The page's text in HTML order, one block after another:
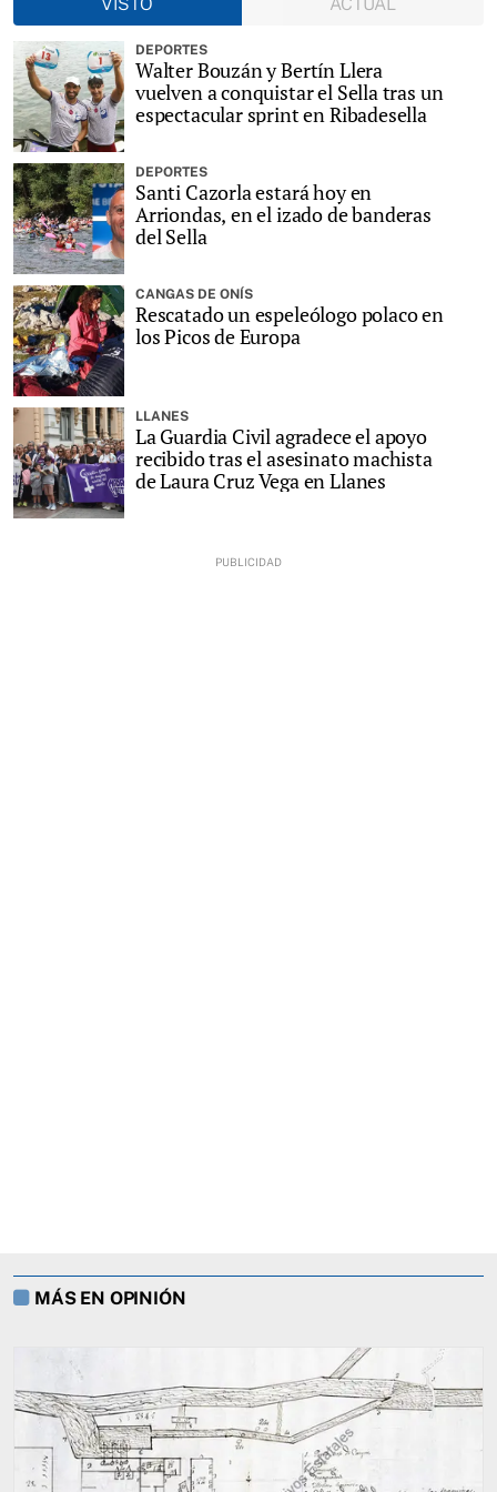
DEPORTES
Walter Bouzán y Bertín Llera
vuelven a conquistar el Sella tras un
espectacular sprint en Ribadesella
DEPORTES
Santi Cazorla estará hoy en
Arriondas, en el izado de banderas
del Sella
CANGAS DE ONÍS
Rescatado un espeleólogo polaco en
los Picos de Europa
LLANES
La Guardia Civil agradece el apoyo
recibido tras el asesinato machista
de Laura Cruz Vega en Llanes
MÁS EN OPINIÓN